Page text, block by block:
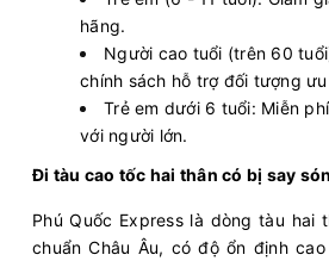
hãng.
Người cao tuổi (trên 60
chính sách hỗ trợ đối tượng
Trẻ em dưới 6 tuổi: Miễn
với người lớn.
Đi tàu cao tốc hai thân có bị say
Phú Quốc Express là dòng tàu hai
chuẩn Châu Âu, có độ ổn định